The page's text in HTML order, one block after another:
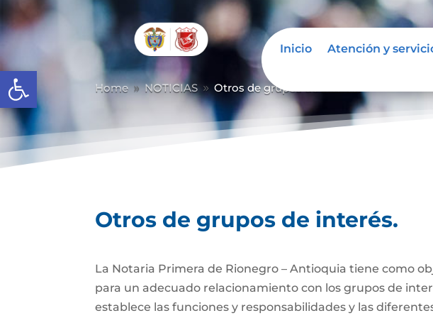
Abrir barra de herramientas
Inicio Atención y
Home 9 NOTICIAS 9 Otros de grupos de interés.
Otros de grupos de interés.
La Notaria Primera de Rionegro – Antioquia tiene como
para un adecuado relacionamiento con los grupos de
establece las funciones y responsabilidades y las